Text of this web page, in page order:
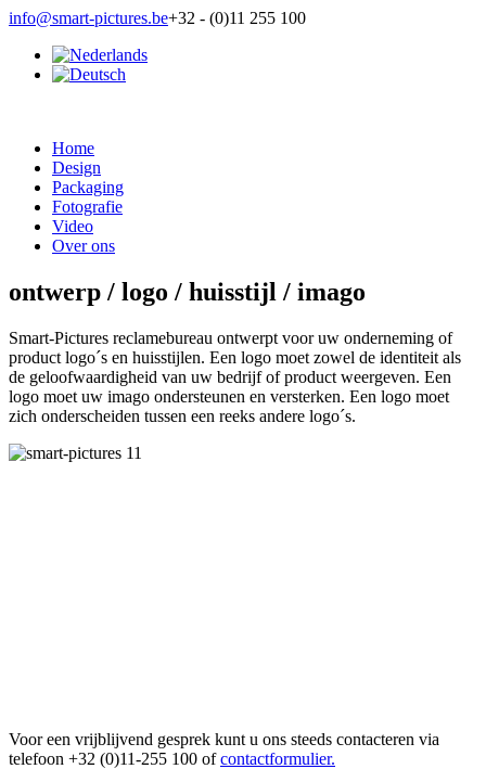
info@smart-pictures.be+32 - (0)11 255 100
Home
Design
Packaging
Fotografie
Video
Over ons
ontwerp / logo / huisstijl / imago
Smart-Pictures reclamebureau ontwerpt voor uw onderneming of
product logo´s en huisstijlen. Een logo moet zowel de identiteit als
de geloofwaardigheid van uw bedrijf of product weergeven. Een
logo moet uw imago ondersteunen en versterken. Een logo moet
zich onderscheiden tussen een reeks andere logo´s.
Voor een vrijblijvend gesprek kunt u ons steeds contacteren via
telefoon +32 (0)11-255 100 ofcontactformulier.